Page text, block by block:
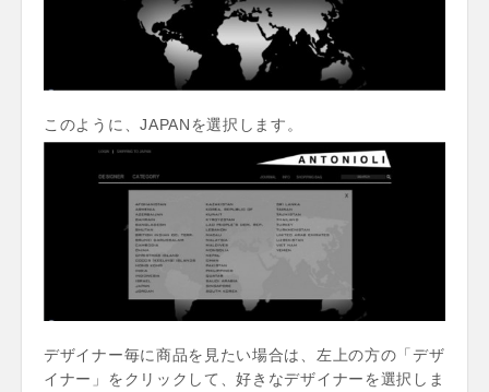
このように、JAPANを選択します。
デザイナー毎に商品を見たい場合は、左上の方の「デザ
イナー」をクリックして、好きなデザイナーを選択しま